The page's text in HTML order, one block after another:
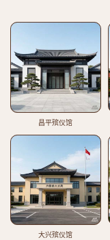
昌平殡仪馆
大兴殡仪馆